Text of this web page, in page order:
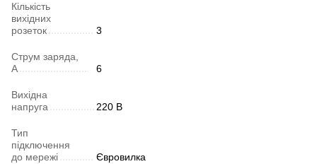
Кількість
вихідних
розеток
3
Струм заряда,
А
6
Вихідна
напруга
220 В
Тип
підключення
до мережі
Євровилка